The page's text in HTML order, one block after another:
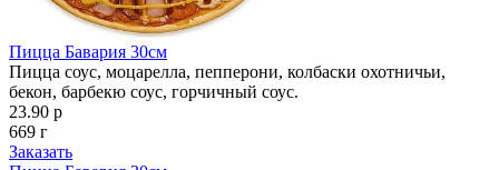
Пицца Бавария 30см
Пицца соус, моцарелла, пепперони, колбаски охотничьи,
бекон, барбекю соус, горчичный соус.
23.90 р
669 г
Заказать